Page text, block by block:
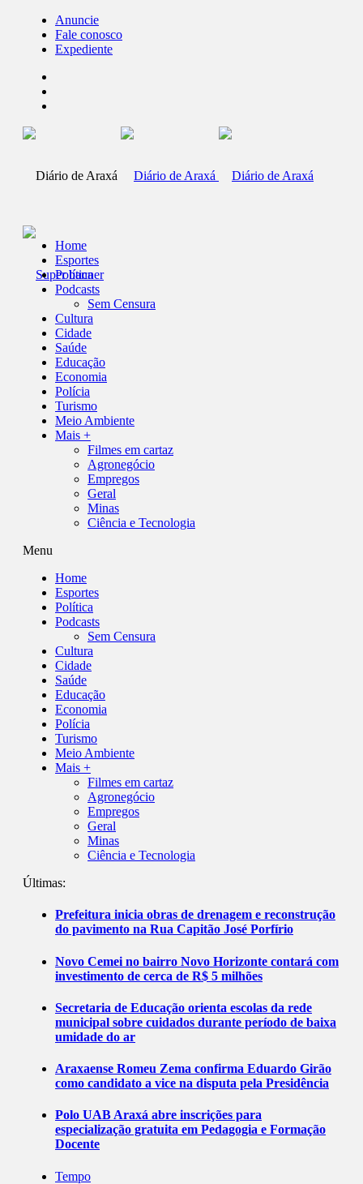
Anuncie
Fale conosco
Expediente
Home
Esportes
Política
Podcasts
Sem Censura
Cultura
Cidade
Saúde
Educação
Economia
Polícia
Turismo
Meio Ambiente
Mais +
Filmes em cartaz
Agronegócio
Empregos
Geral
Minas
Ciência e Tecnologia
Menu
Home
Esportes
Política
Podcasts
Sem Censura
Cultura
Cidade
Saúde
Educação
Economia
Polícia
Turismo
Meio Ambiente
Mais +
Filmes em cartaz
Agronegócio
Empregos
Geral
Minas
Ciência e Tecnologia
Últimas:
Prefeitura inicia obras de drenagem e reconstrução
do pavimento na Rua Capitão José Porfírio
Novo Cemei no bairro Novo Horizonte contará com
investimento de cerca de R$ 5 milhões
Secretaria de Educação orienta escolas da rede
municipal sobre cuidados durante período de baixa
umidade do ar
Araxaense Romeu Zema confirma Eduardo Girão
como candidato a vice na disputa pela Presidência
Polo UAB Araxá abre inscrições para
especialização gratuita em Pedagogia e Formação
Docente
Tempo